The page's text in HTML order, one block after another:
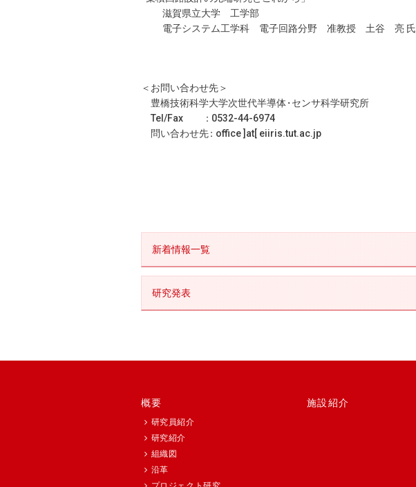
滋賀県立大学 工学部
電子システム工学科 電子回路分野 准教授 土谷 亮 氏
＜お問い合わせ先＞
豊橋技術科学大学次世代半導体・センサ科学研究所
Tel/Fax
： 0532-44-6974
問い合わせ先： office ]at[ eiiris.tut.ac.jp
新着情報一覧
研究発表
概要
研究員紹介
研究紹介
組織図
沿革
施設紹介